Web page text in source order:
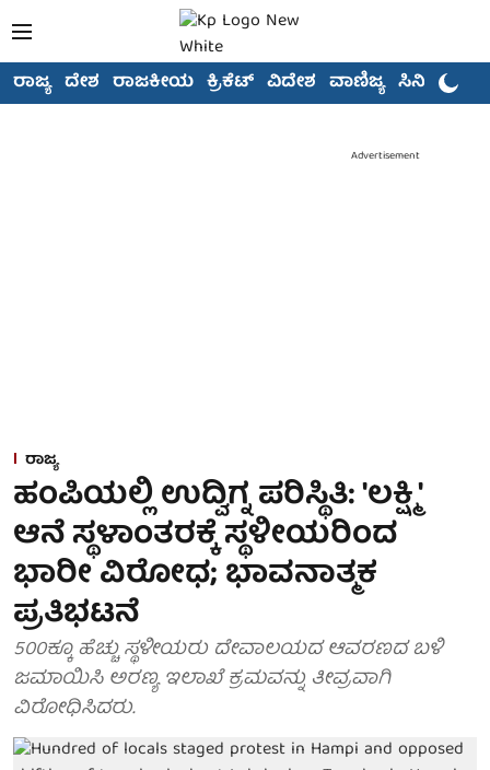
ರಾಜ್ಯ ದೇಶ ರಾಜಕೀಯ ಕ್ರಿಕೆಟ್ ವಿದೇಶ ವಾಣಿಜ್ಯ ಸಿನಿಮಾ
Advertisement
ರಾಜ್ಯ
ಹಂಪಿಯಲ್ಲಿ ಉದ್ವಿಗ್ನ ಪರಿಸ್ಥಿತಿ: 'ಲಕ್ಷ್ಮಿ'
ಆನೆ ಸ್ಥಳಾಂತರಕ್ಕೆ ಸ್ಥಳೀಯರಿಂದ
ಭಾರೀ ವಿರೋಧ; ಭಾವನಾತ್ಮಕ
ಪ್ರತಿಭಟನೆ
500ಕ್ಕೂ ಹೆಚ್ಚು ಸ್ಥಳೀಯರು ದೇವಾಲಯದ ಆವರಣದ ಬಳಿ
ಜಮಾಯಿಸಿ ಅರಣ್ಯ ಇಲಾಖೆ ಕ್ರಮವನ್ನು ತೀವ್ರವಾಗಿ
ವಿರೋಧಿಸಿದರು.